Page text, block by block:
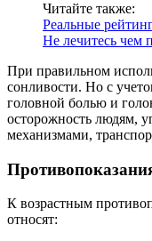
Читайте также:
Реальные
Не лечитесь чем
При правильном
сонливости. Но с
головной болью и
осторожность людям,
механизмами,
К возрастным
относят: